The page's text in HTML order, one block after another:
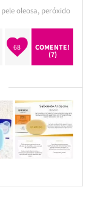
pele oleosa, peróxido
68
COMENTE!
(7)